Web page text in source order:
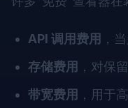
API 调用费用 ，
存储费用 ，对保
带宽费用 ，用于